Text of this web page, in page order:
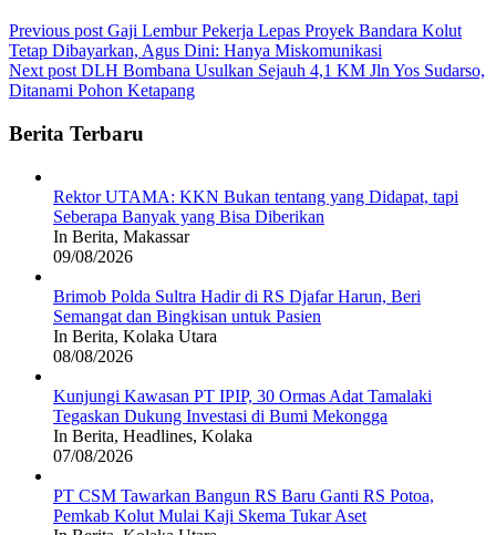
Post
navigation
Previous post Gaji Lembur Pekerja Lepas Proyek Bandara Kolut
Tetap Dibayarkan, Agus Dini: Hanya Miskomunikasi
Next post DLH Bombana Usulkan Sejauh 4,1 KM Jln Yos Sudarso,
Ditanami Pohon Ketapang
Berita Terbaru
Rektor UTAMA: KKN Bukan tentang yang Didapat, tapi
Seberapa Banyak yang Bisa Diberikan
In Berita, Makassar
09/08/2026
Brimob Polda Sultra Hadir di RS Djafar Harun, Beri
Semangat dan Bingkisan untuk Pasien
In Berita, Kolaka Utara
08/08/2026
Kunjungi Kawasan PT IPIP, 30 Ormas Adat Tamalaki
Tegaskan Dukung Investasi di Bumi Mekongga
In Berita, Headlines, Kolaka
07/08/2026
PT CSM Tawarkan Bangun RS Baru Ganti RS Potoa,
Pemkab Kolut Mulai Kaji Skema Tukar Aset